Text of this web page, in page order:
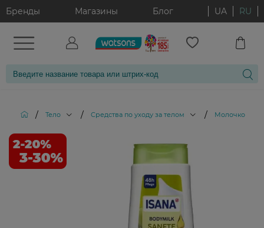
Бренды Магазины Блог UA RU
/ Тело / Средства по уходу за телом / Молочко для